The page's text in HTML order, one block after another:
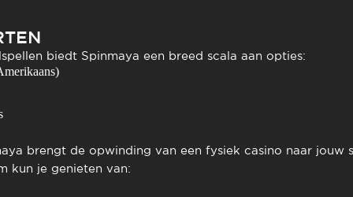
biedt Spinmaya een breed scala aan opties:
brengt de opwinding van een fysiek casino naar jouw
kun je genieten van: